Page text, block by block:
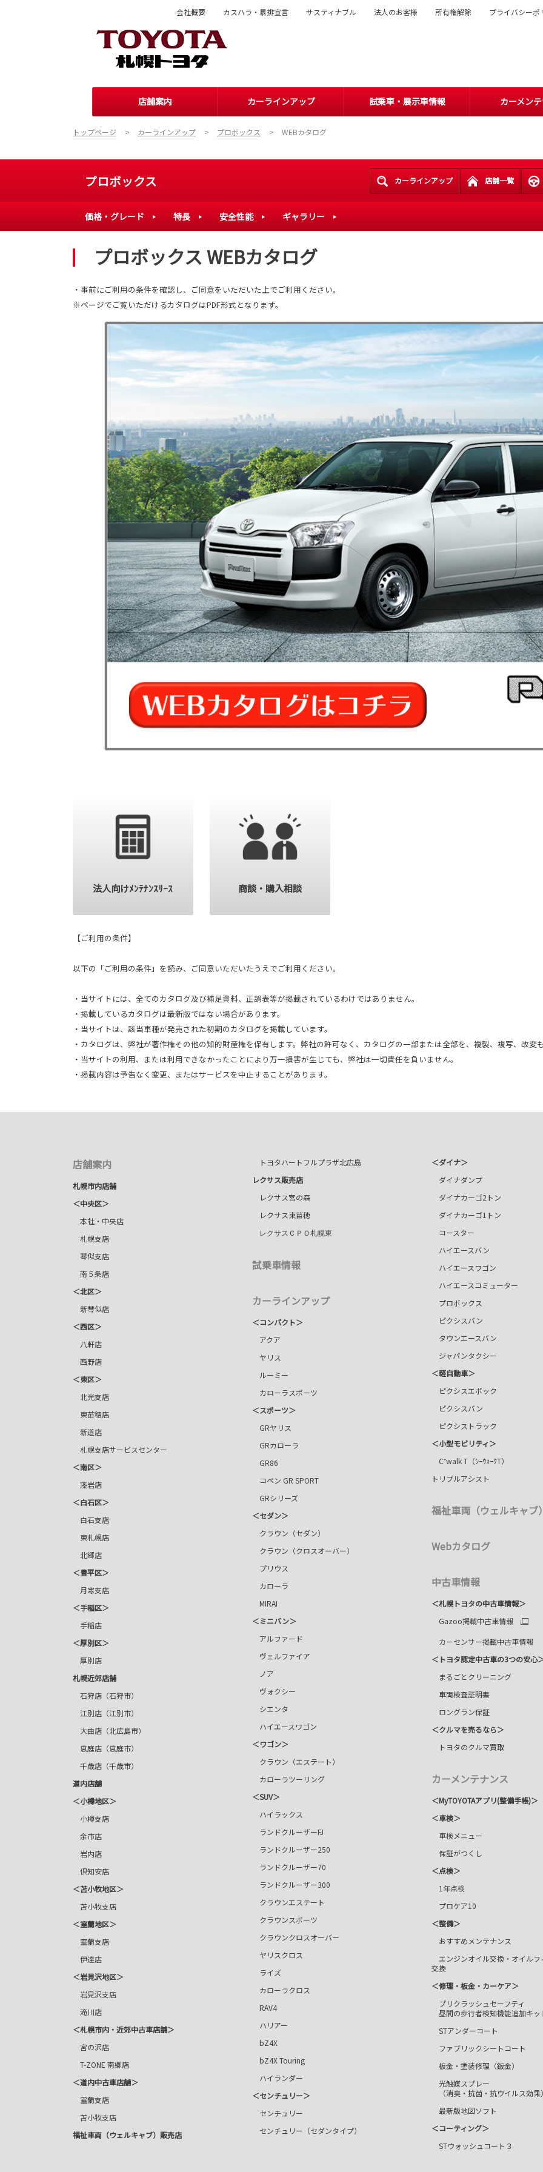
店舗案内 カーラインアップ 試乗車・展示車情報 カーメン
会社概要 カスハラ・暴排宣言 サスティナブル 法人のお客様 所有権解除 プライバシーポ
トップページ カーラインアップ プロボックス WEBカタログ
プロボックス カーラインアップ 店舗一覧
価格・グレード 特長 安全性能 ギャラリー
プロボックス WEBカタログ
・事前にご利用の条件を確認し、ご同意をいただいた上でご利用ください。
※ページでご覧いただけるカタログはPDF形式となります。
法人向けﾒﾝﾃﾅﾝｽﾘｰｽ 商談・購入相談
【ご利用の条件】
以下の「ご利用の条件」を読み、ご同意いただいたうえでご利用ください。
・当サイトには、全てのカタログ及び補足資料、正誤表等が掲載されているわけではありません。
・掲載しているカタログは最新版ではない場合があります。
・当サイトは、該当車種が発売された初期のカタログを掲載しています。
・カタログは、弊社が著作権その他の知的財産権を保有します。弊社の許可なく、カタログの一部または全部を、複製、複写、改変
・当サイトの利用、または利用できなかったことにより万一損害が生じても、弊社は一切責任を負いません。
・掲載内容は予告なく変更、またはサービスを中止することがあります。
店舗案内
札幌市内店舗
＜中央区＞
本社・中央店
札幌支店
琴似支店
南５条店
＜北区＞
新琴似店
＜西区＞
八軒店
西野店
＜東区＞
北光支店
東苗穂店
新道店
札幌支店サービスセンター
＜南区＞
藻岩店
＜白石区＞
白石支店
東札幌店
北郷店
＜豊平区＞
月寒支店
＜手稲区＞
手稲店
＜厚別区＞
厚別店
札幌近郊店舗
石狩店（石狩市）
江別店（江別市）
大曲店（北広島市）
恵庭店（恵庭市）
千歳店（千歳市）
道内店舗
＜小樽地区＞
小樽支店
余市店
岩内店
倶知安店
＜苫小牧地区＞
苫小牧支店
＜室蘭地区＞
室蘭支店
伊達店
＜岩見沢地区＞
岩見沢支店
滝川店
＜札幌市内・近郊中古車店舗＞
宮の沢店
T-ZONE 南郷店
＜道内中古車店舗＞
室蘭支店
苫小牧支店
福祉車両（ウェルキャブ）販売店
トヨタハートフルプラザ北広島
レクサス販売店
レクサス宮の森
レクサス東苗穂
レクサスＣＰＯ札幌東
試乗車情報
カーラインアップ
＜コンパクト＞
アクア
ヤリス
ルーミー
カローラスポーツ
＜スポーツ＞
GRヤリス
GRカローラ
GR86
コペン GR SPORT
GRシリーズ
＜セダン＞
クラウン（セダン）
クラウン（クロスオーバー）
プリウス
カローラ
MIRAI
＜ミニバン＞
アルファード
ヴェルファイア
ノア
ヴォクシー
シエンタ
ハイエースワゴン
＜ワゴン＞
クラウン（エステート）
カローラツーリング
＜SUV＞
ハイラックス
ランドクルーザーFJ
ランドクルーザー250
ランドクルーザー70
ランドクルーザー300
クラウンエステート
クラウンスポーツ
クラウンクロスオーバー
ヤリスクロス
ライズ
カローラクロス
RAV4
ハリアー
bZ4X
bZ4X Touring
ハイランダー
＜センチュリー＞
センチュリー
センチュリー（セダンタイプ）
＜ダイナ＞
ダイナダンプ
ダイナカーゴ2トン
ダイナカーゴ1トン
コースター
ハイエースバン
ハイエースワゴン
ハイエースコミューター
プロボックス
ピクシスバン
タウンエースバン
ジャパンタクシー
＜軽自動車＞
ピクシスエポック
ピクシスバン
ピクシストラック
＜小型モビリティ＞
C⁺walk T（ｼｰｳｫｰｸT）
トリプルアシスト
福祉車両（ウェルキャブ）
Webカタログ
中古車情報
＜札幌トヨタの中古車情報＞
Gazoo掲載中古車情報
カーセンサー掲載中古車情報
＜トヨタ認定中古車の3つの安心
まるごとクリーニング
車両検査証明書
ロングラン保証
＜クルマを売るなら＞
トヨタのクルマ買取
カーメンテナンス
＜MyTOYOTAアプリ(整備手帳)＞
＜車検＞
車検メニュー
保証がつくし
＜点検＞
1年点検
プロケア10
＜整備＞
おすすめメンテナンス
エンジンオイル交換・オイルフ
交換
＜修理・板金・カーケア＞
プリクラッシュセーフティ
昼間の歩行者検知機能追加キッ
STアンダーコート
ファブリックシートコート
板金・塗装修理（鈑金）
光触媒スプレー
（消臭・抗菌・抗ウイルス効果）
最新版地図ソフト
＜コーティング＞
STウォッシュコート３